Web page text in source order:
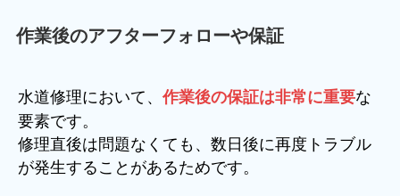
作業後のアフターフォローや保証
水道修理において、 作業後の保証は非常に重要な
要素です。
修理直後は問題なくても、数日後に再度トラブル
が発生することがあるためです。